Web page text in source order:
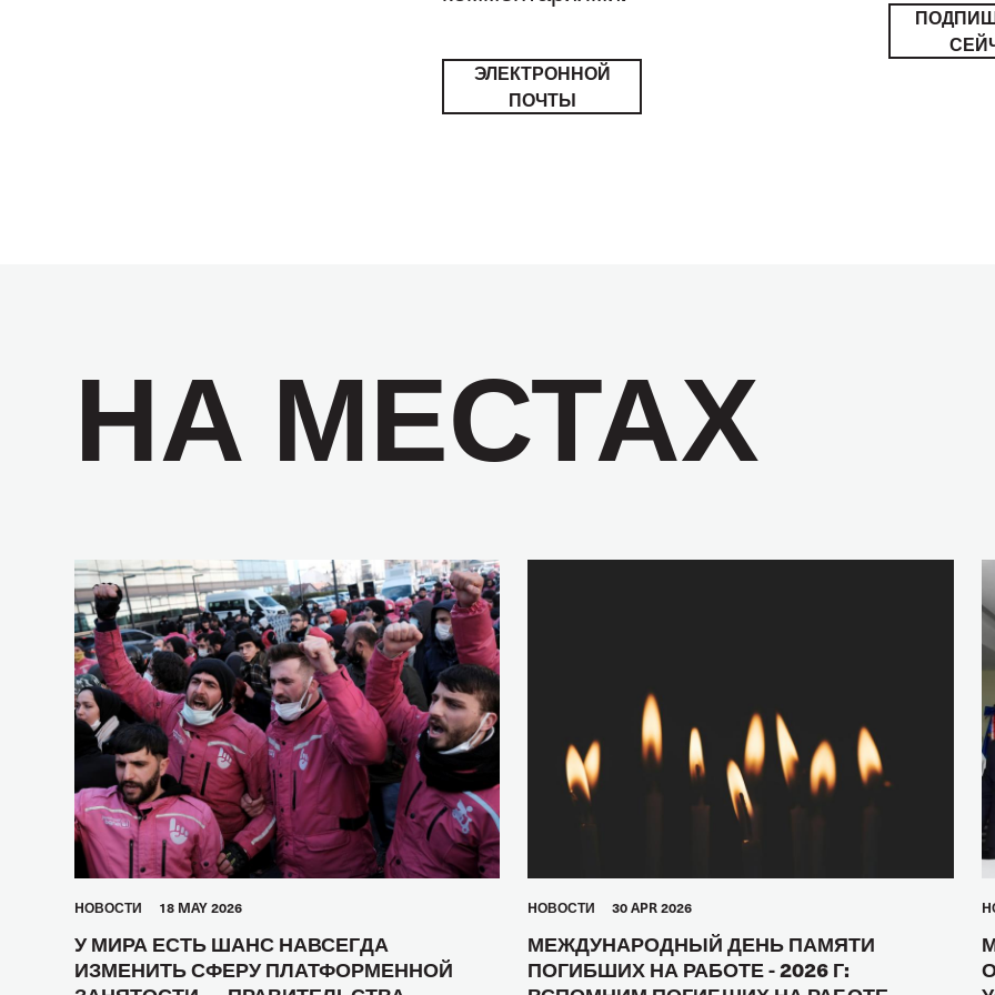
ЭЛЕКТРОННОЙ
ПОЧТЫ
НА МЕСТАХ
HОВОСТИ 18 MAY 2026
У МИРА ЕСТЬ ШАНС НАВСЕГДА
ИЗМЕНИТЬ СФЕРУ ПЛАТФОРМЕННОЙ
HОВОСТИ 30 APR 2026
МЕЖДУНАРОДНЫЙ ДЕНЬ ПАМЯТИ
ПОГИБШИХ НА РАБОТЕ - 2026 Г: